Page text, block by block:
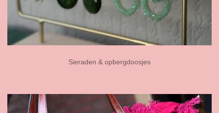
Sieraden & opbergdoosjes